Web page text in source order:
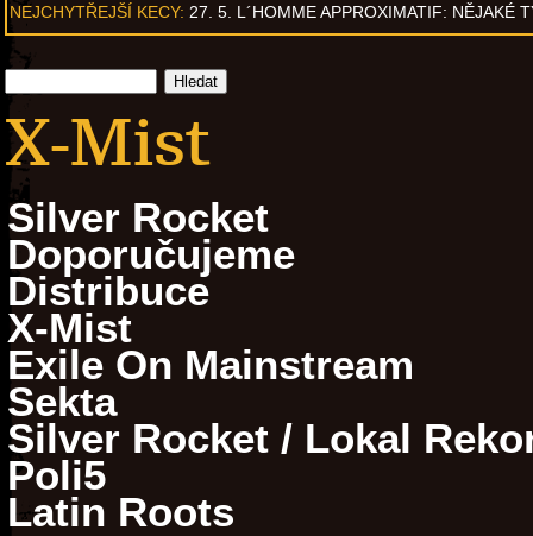
NEJCHYTŘEJŠÍ KECY: 27. 5. L´HOMME APPROXIMATIF: NĚJAKÉ
X-Mist
Silver Rocket
Doporučujeme
Distribuce
X-Mist
Exile On Mainstream
Sekta
Silver Rocket / Lokal
Poli5
Latin Roots